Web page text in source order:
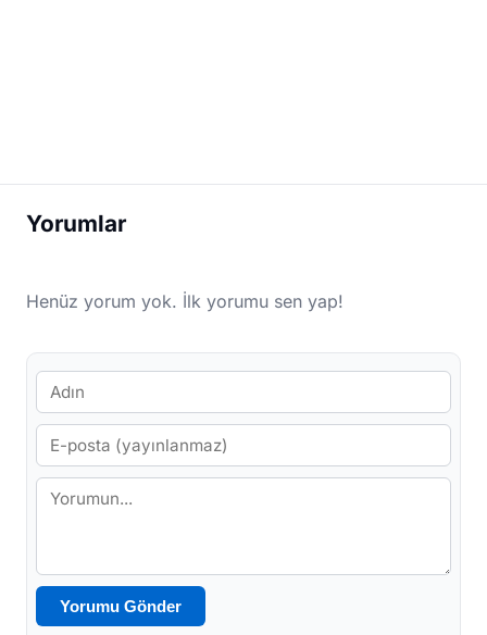
Yorumlar
Henüz yorum yok. İlk yorumu sen yap!
Yorumu Gönder